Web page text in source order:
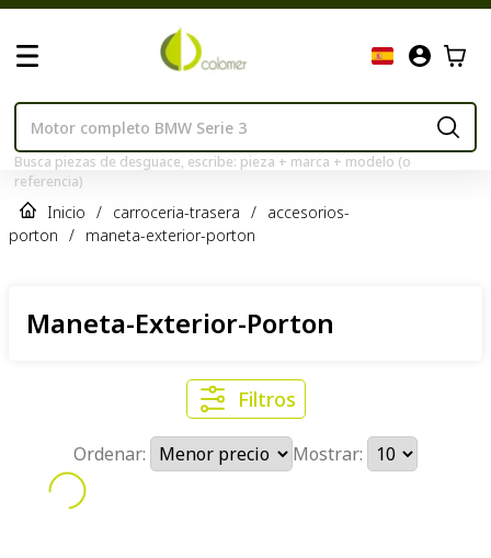
Busca piezas de desguace, escribe: pieza + marca + modelo (o
referencia)
Inicio / carroceria-trasera / accesorios-
porton / maneta-exterior-porton
Maneta-Exterior-Porton
Filtros
Ordenar: Mostrar: